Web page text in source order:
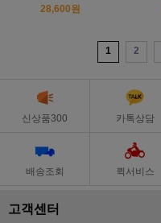
28,600원
1 2
신상품300 카톡상담
배송조회 퀵서비스
고객센터